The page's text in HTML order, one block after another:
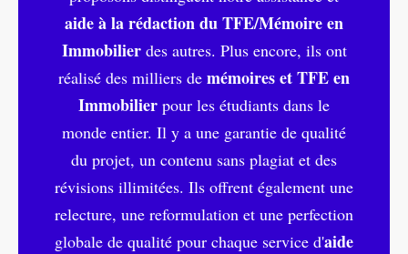
aide à la rédaction du TFE/Mémoire en
Immobilierdes autres. Plus encore, ils ont
réalisé des milliers de mémoires et TFE en
Immobilier pour les étudiants dans le
monde entier. Il y a une garantie de qualité
du projet, un contenu sans plagiat et des
révisions illimitées. Ils offrent également une
relecture, une reformulation et une perfection
globale de qualité pour chaque service d'aide